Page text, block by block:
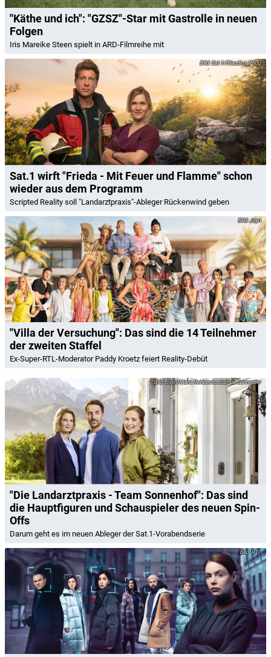
"Käthe und ich": "GZSZ"-Star mit Gastrolle in neuen
Folgen
Iris Mareike Steen spielt in ARD-Filmreihe mit
Sat.1/Claudius Pflug
Sat.1 wirft "Frieda - Mit Feuer und Flamme" schon
wieder aus dem Programm
Scripted Reality soll "Landarztpraxis"-Ableger Rückenwind geben
Joyn
"Villa der Versuchung": Das sind die 14 Teilnehmer
der zweiten Staffel
Ex-Super-RTL-Moderator Paddy Kroetz feiert Reality-Debüt
Joyn/Marc Rehbeck/Joshua Schneider
"Die Landarztpraxis - Team Sonnenhof": Das sind
die Hauptfiguren und Schauspieler des neuen Spin-
Offs
Darum geht es im neuen Ableger der Sat.1-Vorabendserie
RTL